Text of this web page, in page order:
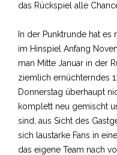
das Rückspiel alle
In der Punktrunde hat es
im Hinspiel Anfang
man Mitte Januar in der
ziemlich ernüchterndes
Donnerstag überhaupt
komplett neu gemischt
sind, aus Sicht des
sich laustarke Fans in
das eigene Team nach